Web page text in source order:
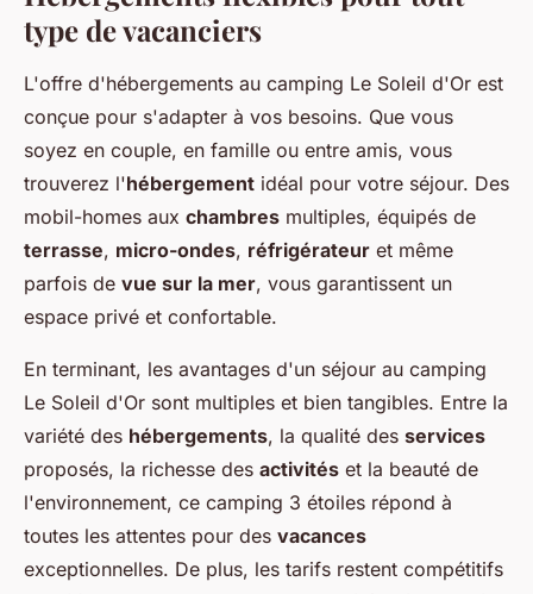
type de vacanciers
L'offre d'hébergements au camping Le Soleil d'Or est
conçue pour s'adapter à vos besoins. Que vous
soyez en couple, en famille ou entre amis, vous
trouverez l'hébergement idéal pour votre séjour. Des
mobil-homes aux chambres multiples, équipés de
terrasse, micro-ondes, réfrigérateur et même
parfois de vue sur la mer, vous garantissent un
espace privé et confortable.
En terminant, les avantages d'un séjour au camping
Le Soleil d'Or sont multiples et bien tangibles. Entre la
variété des hébergements, la qualité des services
proposés, la richesse des activités et la beauté de
l'environnement, ce camping 3 étoiles répond à
toutes les attentes pour des vacances
exceptionnelles. De plus, les tarifs restent compétitifs